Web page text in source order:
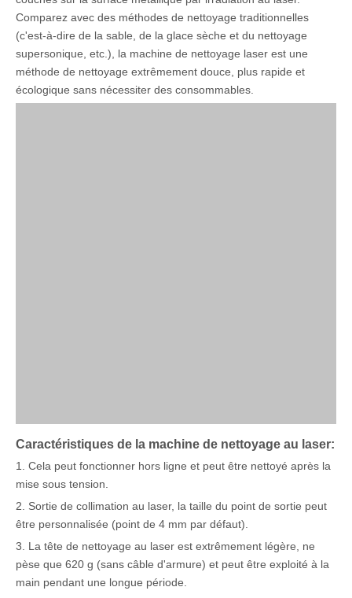
Comparez avec des méthodes de nettoyage traditionnelles
(c'est-à-dire de la sable, de la glace sèche et du nettoyage
supersonique, etc.), la machine de nettoyage laser est une
méthode de nettoyage extrêmement douce, plus rapide et
écologique sans nécessiter des consommables.
Caractéristiques de la machine de nettoyage au laser:
1. Cela peut fonctionner hors ligne et peut être nettoyé après la
mise sous tension.
2. Sortie de collimation au laser, la taille du point de sortie peut
être personnalisée (point de 4 mm par défaut).
3. La tête de nettoyage au laser est extrêmement légère, ne
pèse que 620 g (sans câble d'armure) et peut être exploité à la
main pendant une longue période.